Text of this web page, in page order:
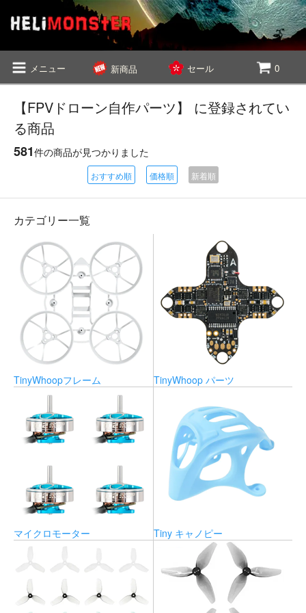
メニュー 新商品 セール 0
【FPVドローン自作パーツ】 に登録されてい
る商品
581件の商品が見つかりました
おすすめ順 価格順 新着順
カテゴリー一覧
TinyWhoopフレーム TinyWhoop パーツ
マイクロモーター Tiny キャノピー